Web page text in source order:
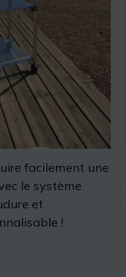
facilement une
le système
et
!